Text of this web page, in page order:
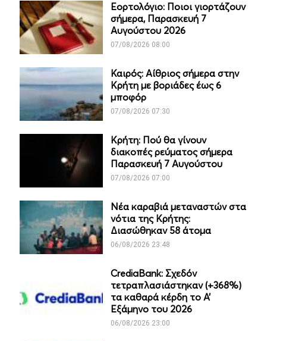
Εορτολόγιο: Ποιοι γιορτάζουν
σήμερα, Παρασκευή 7
Αυγούστου 2026
07/08/2026 08:00
Καιρός: Αίθριος σήμερα στην
Κρήτη με βοριάδες έως 6
μποφόρ
07/08/2026 07:30
Κρήτη: Πού θα γίνουν
διακοπές ρεύματος σήμερα
Παρασκευή 7 Αυγούστου
07/08/2026 07:00
Νέα καραβιά μεταναστών στα
νότια της Κρήτης:
Διασώθηκαν 58 άτομα
06/08/2026 23:48
CrediaBank: Σχεδόν
τετραπλασιάστηκαν (+368%)
τα καθαρά κέρδη το Α’
Εξάμηνο του 2026
06/08/2026 23:00